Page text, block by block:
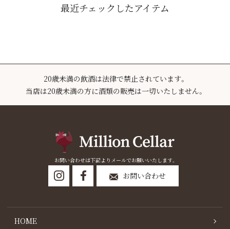
最近チェックしたアイテム
20歳未満の飲酒は法律で禁止されています。
当店は20歳未満の方に酒類の販売は一切いたしません。
お問い合わせは下記よりメールでお願いいたします。
お問い合わせ
HOME